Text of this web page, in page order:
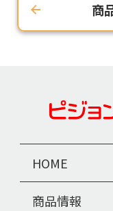
商
HOME
商品情報